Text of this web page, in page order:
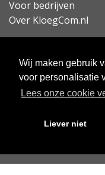
Wij maken gebruik
voor personalisatie
Lees onze cookie
Liever niet
Voor bedrijven
Over KloegCom.nl